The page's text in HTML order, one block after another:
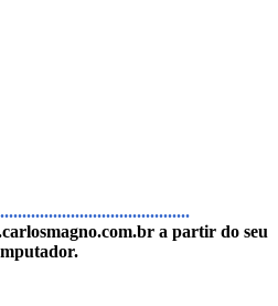
a partir do seu